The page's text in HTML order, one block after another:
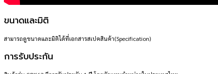
ขนาดและมิติ
สามารถดูขนาดและมิติได้ที่เอกสารสเปคสินค้า(Specification)
การรับประกัน